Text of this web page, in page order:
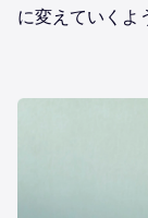
に変えていくよ